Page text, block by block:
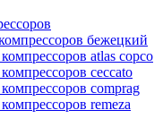
бежецкий
atlas copco
ceccato
comprag
remeza